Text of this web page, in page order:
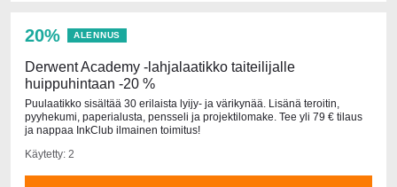
20% ALENNUS
Derwent Academy -lahjalaatikko taiteilijalle
huippuhintaan -20 %
Puulaatikko sisältää 30 erilaista lyijy- ja värikynää. Lisänä teroitin,
pyyhekumi, paperialusta, pensseli ja projektilomake. Tee yli 79 € tilaus
ja nappaa InkClub ilmainen toimitus!
Käytetty: 2